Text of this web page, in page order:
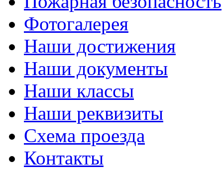
Фотогалерея
Наши достижения
Наши документы
Наши классы
Наши реквизиты
Схема проезда
Контакты